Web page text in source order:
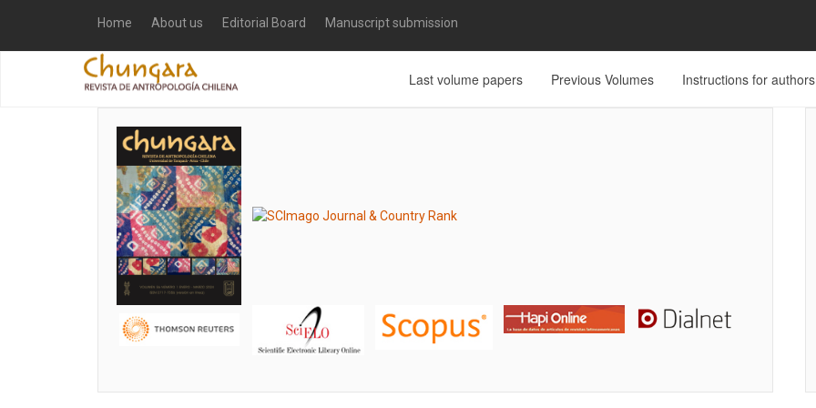
Home About us Editorial Board Manuscript submission
Last volume papers Previous Volumes Instructions for authors